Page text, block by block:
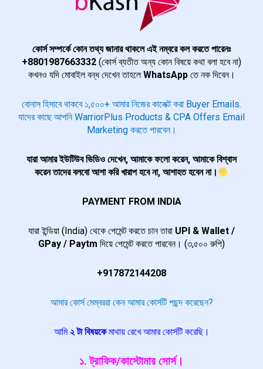
কোর্স সম্পর্কে কোন তথ্য জানার থাকলে এই নম্বরে কল করতে পারেনঃ
+8801987663332 (কোর্স ব্যতীত অন্য কোন বিষয়ে কথা বলা হবে না)
কখনও যদি মোবাইল বন্ধ দেখেন তাহলেWhatsAppতে নক দিবেন।
বোনাস হিসাবে থাকবে ১,৫০০+ আমার নিজের কালেক্ট করা Buyer Emails.
যাদের কাছে আপনি WarriorPlus Products & CPA Offers Email
Marketing করতে পারবেন।
যারা আমার ইউটিউব ভিডিও দেখেন, আমাকে ফলো করেন, আমাকে বিশ্বাস
করেন তাদের বলবো আশা করি খারাপ হবে না, আশাহত হবেন না।
PAYMENT FROM INDIA
যারা ইন্ডিয়া (India) থেকে পেমেন্ট করতে চান তারা UPI & Wallet /
GPay / Paytm দিয়ে পেমেন্ট করতে পারবেন। (৩,৫০০ রুপি)
+917872144208
আমার কোর্স মেম্বররা কেন আমার কোর্সটি পছন্দ করেছেন?
আমি২ টা বিষয়কেমাথায় রেখে আমার কোর্সটি করেছি।
১. ট্রাফিক/কাস্টোমার সোর্স।